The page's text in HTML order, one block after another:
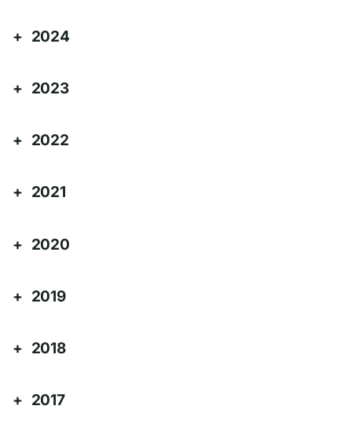
2024
2023
2022
2021
2020
2019
2018
2017